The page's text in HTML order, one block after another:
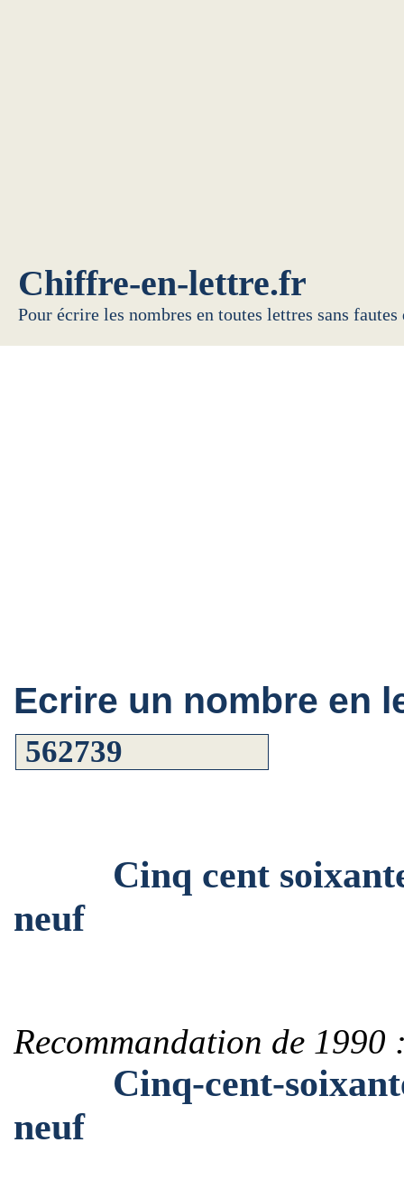
Chiffre-en-lettre.fr
Pour écrire les nombres en toutes lettres sans
Ecrire un nombre en
Cinq cent soixante-
neuf
Recommandation de 1990
Cinq-cent-soixante-
neuf